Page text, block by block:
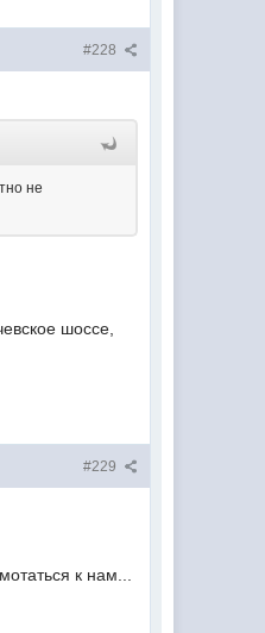
#228
не
шоссе,
#229
к нам...